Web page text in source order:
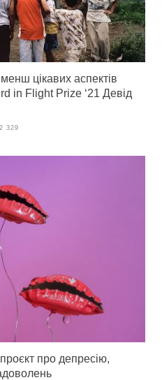
цікавих аспектів
in Flight Prize ‘21 Девід
2 329
про депресію,